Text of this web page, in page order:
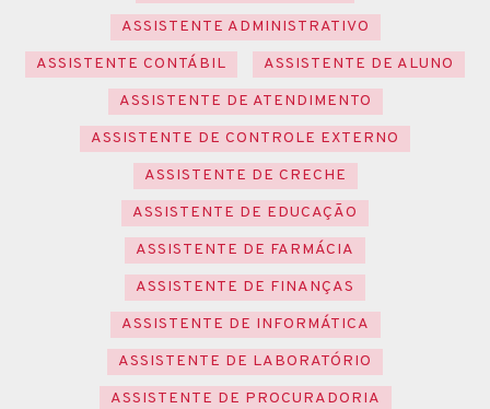
ASSISTENTE ADMINISTRATIVO
ASSISTENTE CONTÁBIL
ASSISTENTE DE ALUNO
ASSISTENTE DE ATENDIMENTO
ASSISTENTE DE CONTROLE EXTERNO
ASSISTENTE DE CRECHE
ASSISTENTE DE EDUCAÇÃO
ASSISTENTE DE FARMÁCIA
ASSISTENTE DE FINANÇAS
ASSISTENTE DE INFORMÁTICA
ASSISTENTE DE LABORATÓRIO
ASSISTENTE DE PROCURADORIA